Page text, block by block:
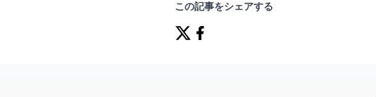
この記事をシェアする